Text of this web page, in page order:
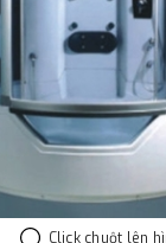
Click chuột lên